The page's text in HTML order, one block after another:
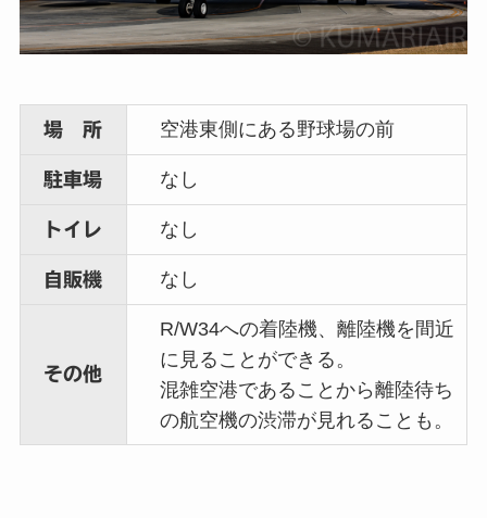
場 所 空港東側にある野球場の前
駐車場 なし
トイレ なし
自販機 なし
その他
R/W34への着陸機、離陸機を間近
に見ることができる。
混雑空港であることから離陸待ち
の航空機の渋滞が見れることも。